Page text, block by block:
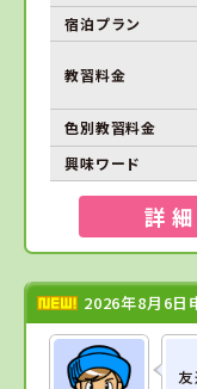
宿泊プラン
教習料金
色別教習料金
興味ワード
詳 細
2026年8月6日